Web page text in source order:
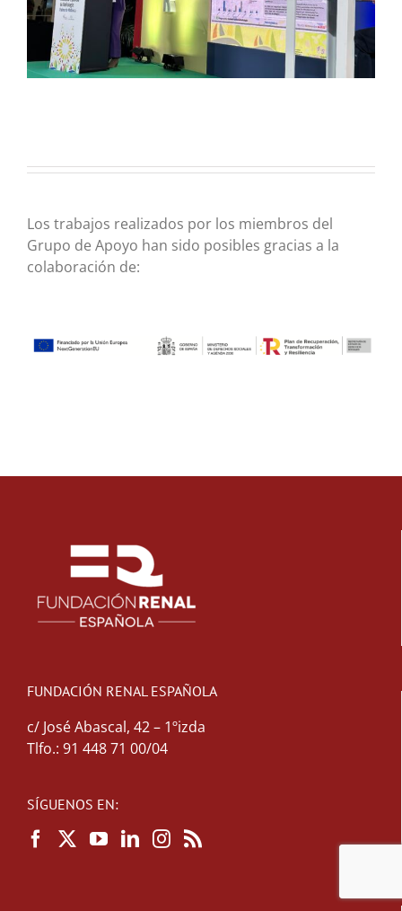
Los trabajos realizados por los miembros del
Grupo de Apoyo han sido posibles gracias a la
colaboración de:
FUNDACIÓN RENAL ESPAÑOLA
c/ José Abascal, 42 – 1ºizda
Tlfo.: 91 448 71 00/04
SÍGUENOS EN: